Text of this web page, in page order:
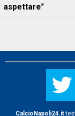
aspettare"
CalcioNapoli24.it